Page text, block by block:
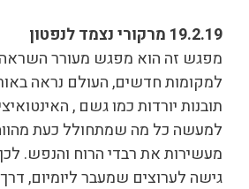
19.2.19 מרקורי נצמד לנפטון
מפגש זה הוא מפגש מעורר
למקומות חדשים, העולם נראה
תובנות יורדות כמו גשם ,
למעשה כל מה שמתחולל כעת
מעשירות את רבדי הרוח והנפש.
גישה לערוצים שמעבר ליומיום,